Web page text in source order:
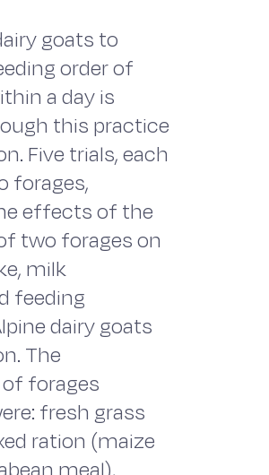
goats to
order of
a day is
this practice
Five trials, each
forages,
effects of the
two forages on
milk
feeding
dairy goats
The
forages
fresh grass
ration (maize